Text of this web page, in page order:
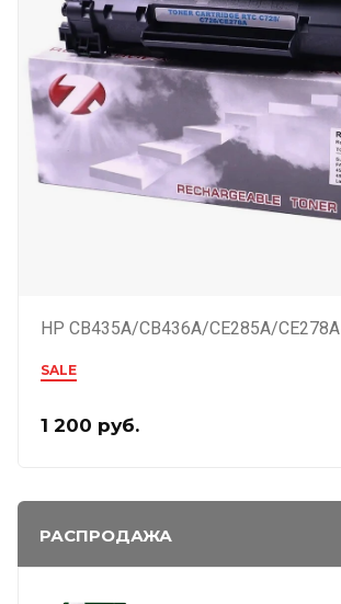
HP CB435A/CB436A/CE285A/CE278A
SALE
1 200 руб.
РАСПРОДАЖА